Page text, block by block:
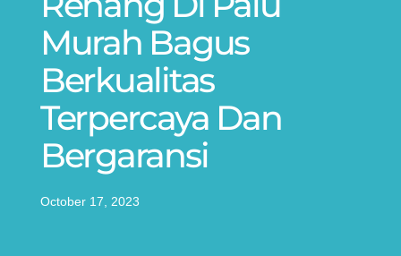
Murah Bagus
Berkualitas
Terpercaya Dan
Bergaransi
October 17, 2023